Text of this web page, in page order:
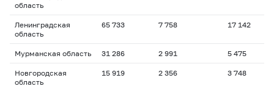
область
Ленинградская
область
65 733 7 758 17 142
Мурманская область 31 286 2 991 5 475
Новгородская
область
15 919 2 356 3 748